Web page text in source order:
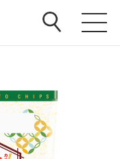
堅あげポテト ねぎ塩だ